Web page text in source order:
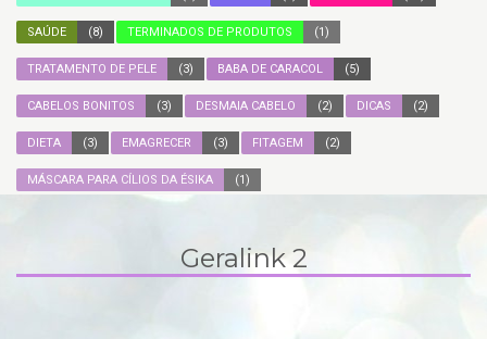
SAÚDE (8) TERMINADOS DE PRODUTOS (1)
TRATAMENTO DE PELE (3) BABA DE CARACOL (5)
CABELOS BONITOS (3) DESMAIA CABELO (2) DICAS (2)
DIETA (3) EMAGRECER (3) FITAGEM (2)
MÁSCARA PARA CÍLIOS DA ÉSIKA (1)
Geralink 2